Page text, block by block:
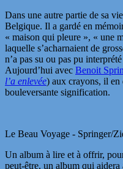
Dans une autre partie de sa
Belgique. Il a gardé en
« maison qui pleure », « une
laquelle s’acharnaient de
n’a pas su ou pas pu
Aujourd’hui avec Benoit
l’a enlevée) aux crayons, il en
bouleversante signification.
Le Beau Voyage - Springer/
Un album à lire et à offrir,
peut-être, un album qui